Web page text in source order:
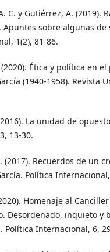
C. y Gutiérrez, A. (2019).
Apuntes sobre algunas
1(2), 81-86.
(2020). Ética y política en
(1940-1958). Revista
La unidad de
13-30.
(2017). Recuerdos de un
Política
Homenaje al
Desordenado, inquieto y
Política Internacional, 6,